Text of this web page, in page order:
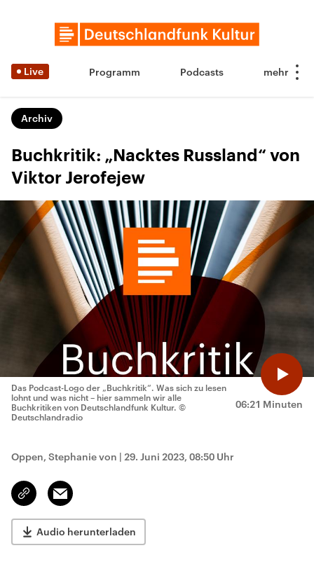
Live Programm Podcasts
Archiv
Buchkritik: „Nacktes Russland“ von
Viktor Jerofejew
06:21 Minuten
Das Podcast-Logo der „Buchkritik“. Was sich zu lesen
lohnt und was nicht – hier sammeln wir alle
Buchkritiken von Deutschlandfunk Kultur. ©
Deutschlandradio
Oppen, Stephanie von | 29. Juni 2023, 08:50 Uhr
Link
kopieren/teilen
Email
Audio herunterladen